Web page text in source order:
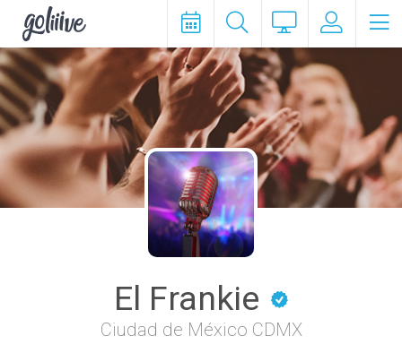
goliiive
El Frankie
Ciudad de México CDMX